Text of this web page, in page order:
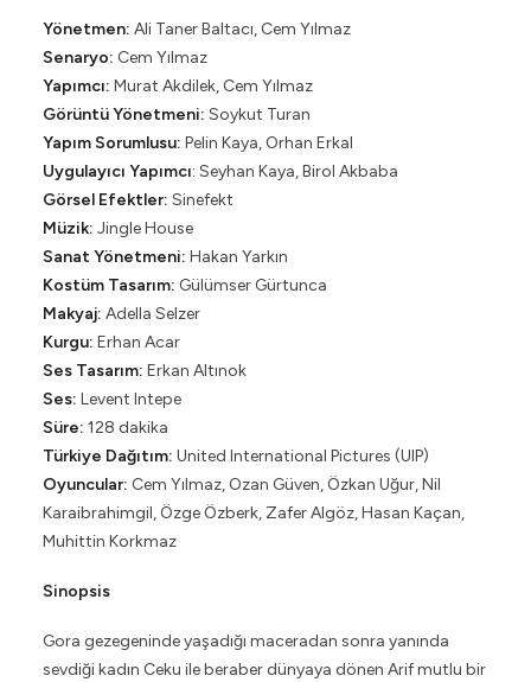
Yönetmen: Ali Taner Baltacı, Cem Yılmaz
Senaryo: Cem Yılmaz
Yapımcı: Murat Akdilek, Cem Yılmaz
Görüntü Yönetmeni: Soykut Turan
Yapım Sorumlusu: Pelin Kaya, Orhan Erkal
Uygulayıcı Yapımcı: Seyhan Kaya, Birol Akbaba
Görsel Efektler: Sinefekt
Müzik: Jingle House
Sanat Yönetmeni: Hakan Yarkın
Kostüm Tasarım: Gülümser Gürtunca
Makyaj: Adella Selzer
Kurgu: Erhan Acar
Ses Tasarım: Erkan Altınok
Ses: Levent Intepe
Süre: 128 dakika
Türkiye Dağıtım: United International Pictures (UIP)
Oyuncular: Cem Yılmaz, Ozan Güven, Özkan Uğur, Nil
Karaibrahimgil, Özge Özberk, Zafer Algöz, Hasan Kaçan,
Muhittin Korkmaz
Sinopsis
Gora gezegeninde yaşadığı maceradan sonra yanında
sevdiği kadın Ceku ile beraber dünyaya dönen Arif mutlu bir